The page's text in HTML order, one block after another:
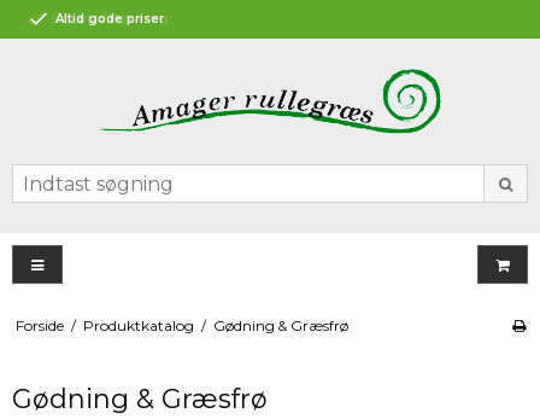
Altid gode priser
Forside / Produktkatalog / Gødning & Græsfrø
Gødning & Græsfrø